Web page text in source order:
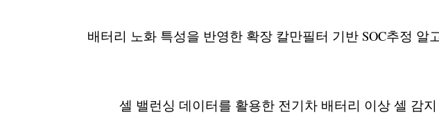
배터리 노화 특성을 반영한 확장 칼만필터 기반 SOC추정 알
셀 밸런싱 데이터를 활용한 전기차 배터리 이상 셀 감